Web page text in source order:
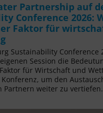
Partnership auf
Conference 2026:
Faktor für
Sustainability Conference
Session die
für Wirtschaft und
um den
Partnern weiter zu vertiefen.